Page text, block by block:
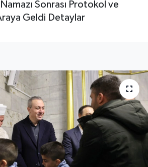
Sonrası Protokol ve
Geldi Detaylar